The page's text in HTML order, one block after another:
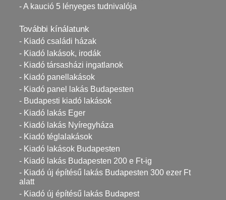
- A kaució 5 lényeges tudnivalója
További kínálatunk
- Kiadó családi házak
- Kiadó lakások, irodák
- Kiadó társasházi ingatlanok
- Kiadó panellakások
- Kiadó panel lakás Budapesten
- Budapesti kiadó lakások
- Kiadó lakás Eger
- Kiadó lakás Nyíregyháza
- Kiadó téglalakások
- Kiadó lakások Budapesten
- Kiadó lakás Budapesten 200 e Ft-ig
- Kiadó új építésű lakás Budapesten 300 ezer Ft
alatt
- Kiadó új építésű lakás Budapest